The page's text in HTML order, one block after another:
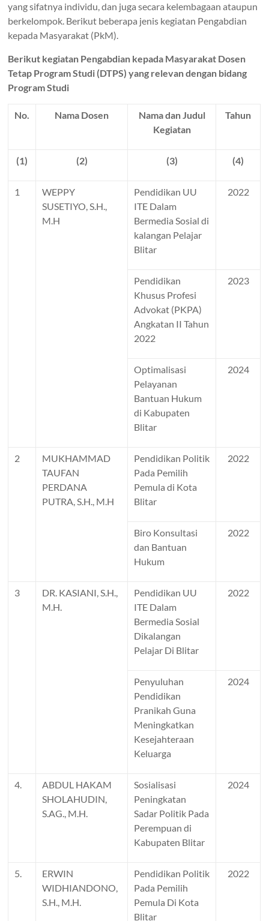
yang sifatnya individu, dan juga secara kelembagaan ataupun
berkelompok. Berikut beberapa jenis kegiatan Pengabdian
kepada Masyarakat (PkM).
Berikut kegiatan Pengabdian kepada Masyarakat Dosen
Tetap Program Studi (DTPS) yang relevan dengan bidang
Program Studi
No. Nama Dosen
Nama dan Judul
Kegiatan
Tahun
(1) (2) (3) (4)
1
WEPPY
SUSETIYO, S.H.,
M.H
Pendidikan UU
ITE Dalam
Bermedia Sosial di
kalangan Pelajar
Blitar
2022
Pendidikan
Khusus Profesi
Advokat (PKPA)
Angkatan II Tahun
2022
2023
Optimalisasi
Pelayanan
Bantuan Hukum
di Kabupaten
Blitar
2024
2
MUKHAMMAD
TAUFAN
PERDANA
PUTRA, S.H., M.H
Pendidikan Politik
Pada Pemilih
Pemula di Kota
Blitar
2022
Biro Konsultasi
dan Bantuan
Hukum
2022
3
DR. KASIANI, S.H.,
M.H.
Pendidikan UU
ITE Dalam
Bermedia Sosial
Dikalangan
Pelajar Di Blitar
2022
Penyuluhan
Pendidikan
Pranikah Guna
Meningkatkan
Kesejahteraan
Keluarga
2024
4.
ABDUL HAKAM
SHOLAHUDIN,
S.AG., M.H.
Sosialisasi
Peningkatan
Sadar Politik Pada
Perempuan di
Kabupaten Blitar
2024
5.
ERWIN
WIDHIANDONO,
S.H., M.H.
Pendidikan Politik
Pada Pemilih
Pemula Di Kota
Blitar
2022